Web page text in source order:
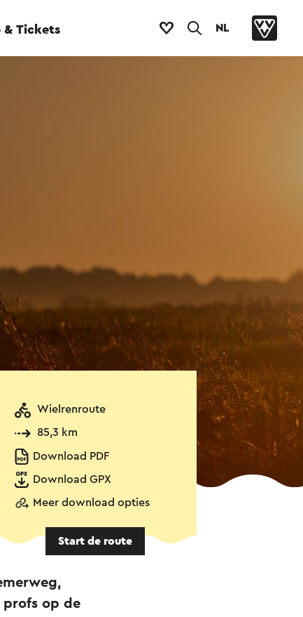
& Tickets NL
Wielrenroute
85,3 km
Download PDF
Download GPX
Meer download opties
Start de route
profs op de